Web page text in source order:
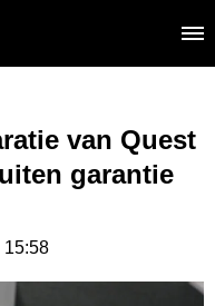
van Quest
garantie
15:58